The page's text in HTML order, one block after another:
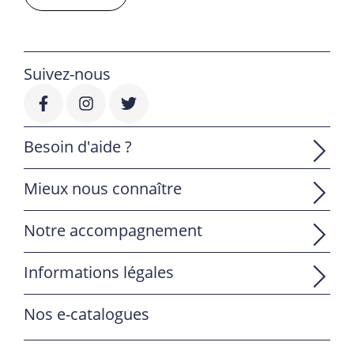
Suivez-nous
Besoin d'aide ?
Mieux nous connaître
Notre accompagnement
Informations légales
Nos e-catalogues